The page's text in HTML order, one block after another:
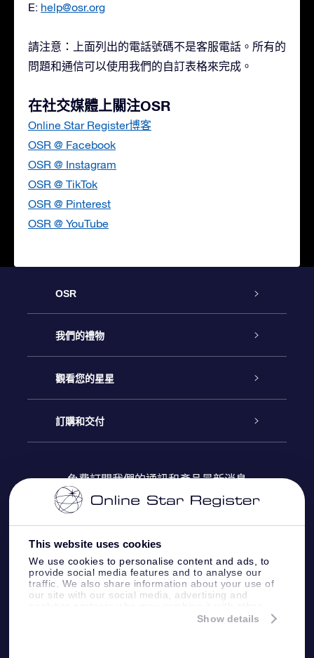
This website uses cookies
We use cookies to personalise content and ads, to
provide social media features and to analyse our
traffic. We also share information about your use of
our site with our social media, advertising and
information that you’ve provided to them or that
Show details
E: help@osr.org
請注意：上面列出的電話號碼不是客服電話。所有的
問題和通信可以使用我們的自訂表格來完成。
在社交媒體上關注OSR
Online Star Register博客
OSR @ Facebook
OSR @ Instagram
OSR @ TikTok
OSR @ Pinterest
OSR @ YouTube
OSR
客戶服務
聯繫我們
博客
評論
我們的禮物
Online Star禮物
OSR禮物包
OSR 禮物卡
公司禮品
觀看您的星星
星星注册
個性化的Star Page
One Million Stars
OSR Starsaver
訂購和交付
付款資訊
配送信息
退貨政策
免費訂閱我們的通訊和產品最新消息